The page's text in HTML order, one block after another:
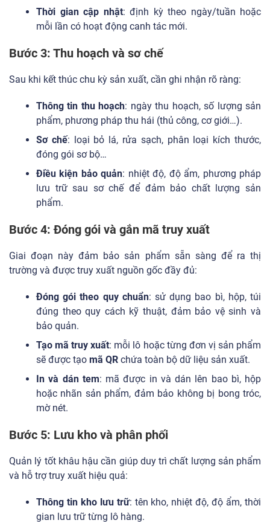
Thời gian cập nhật: định kỳ theo ngày/tuần hoặc
mỗi lần có hoạt động canh tác mới.
Bước 3: Thu hoạch và sơ chế
Sau khi kết thúc chu kỳ sản xuất, cần ghi nhận rõ ràng:
Thông tin thu hoạch: ngày thu hoạch, số lượng sản
phẩm, phương pháp thu hái (thủ công, cơ giới…).
Sơ chế: loại bỏ lá, rửa sạch, phân loại kích thước,
đóng gói sơ bộ…
Điều kiện bảo quản: nhiệt độ, độ ẩm, phương pháp
lưu trữ sau sơ chế để đảm bảo chất lượng sản
phẩm.
Bước 4: Đóng gói và gắn mã truy xuất
Giai đoạn này đảm bảo sản phẩm sẵn sàng để ra thị
trường và được truy xuất nguồn gốc đầy đủ:
Đóng gói theo quy chuẩn: sử dụng bao bì, hộp, túi
đúng theo quy cách kỹ thuật, đảm bảo vệ sinh và
bảo quản.
Tạo mã truy xuất: mỗi lô hoặc từng đơn vị sản phẩm
sẽ được tạo mã QR chứa toàn bộ dữ liệu sản xuất.
In và dán tem: mã được in và dán lên bao bì, hộp
hoặc nhãn sản phẩm, đảm bảo không bị bong tróc,
mờ nét.
Bước 5: Lưu kho và phân phối
Quản lý tốt khâu hậu cần giúp duy trì chất lượng sản phẩm
và hỗ trợ truy xuất hiệu quả:
Thông tin kho lưu trữ: tên kho, nhiệt độ, độ ẩm, thời
gian lưu trữ từng lô hàng.